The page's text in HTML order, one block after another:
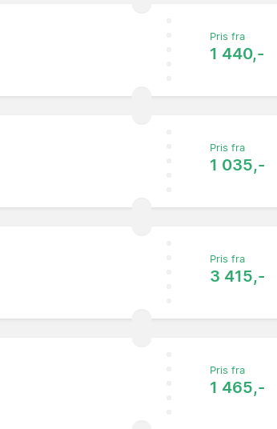
Pris fra
1 440,-
Pris fra
1 035,-
Pris fra
3 415,-
Pris fra
1 465,-